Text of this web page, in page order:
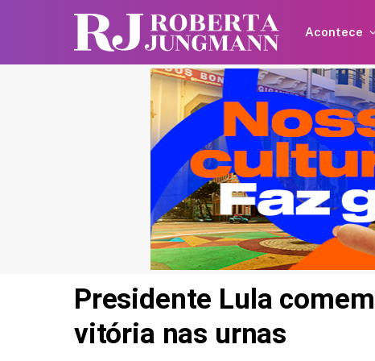
Acontece
Presidente Lula
vitória nas urnas
Shawn Mendes faz